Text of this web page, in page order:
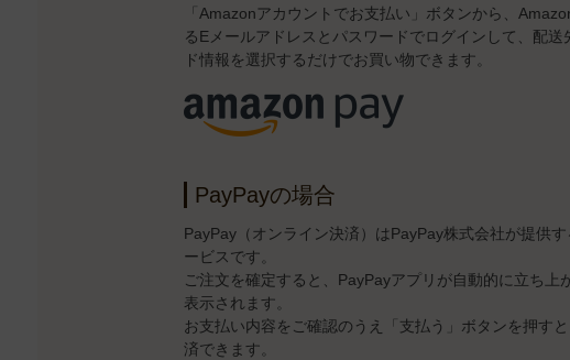
「Amazonアカウントでお支払い」ボタンから、
るEメールアドレスとパスワードでログインして、配送
ド情報を選択するだけでお買い物できます。
PayPayの場合
PayPay（オンライン決済）はPayPay株式会社が提供
ービスです。
ご注文を確定すると、PayPayアプリが自動的に立ち上
表示されます。
お支払い内容をご確認のうえ「支払う」ボタンを押す
済できます。